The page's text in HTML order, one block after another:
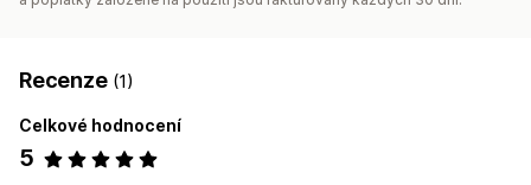
Recenze (1)
Celkové hodnocení
5